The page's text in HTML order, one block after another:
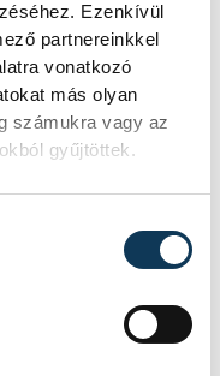
Ezenkívül
partnereinkkel
vonatkozó
más olyan
számukra vagy az
gyűjtöttek.